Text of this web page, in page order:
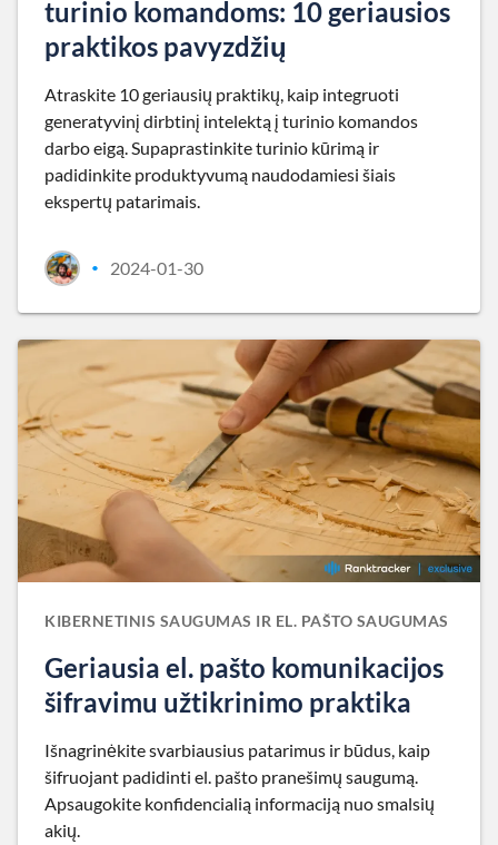
turinio komandoms: 10 geriausios
praktikos pavyzdžių
Atraskite 10 geriausių praktikų, kaip integruoti
generatyvinį dirbtinį intelektą į turinio komandos
darbo eigą. Supaprastinkite turinio kūrimą ir
padidinkite produktyvumą naudodamiesi šiais
ekspertų patarimais.
• 2024-01-30
KIBERNETINIS SAUGUMAS IR EL. PAŠTO SAUGUMAS
Geriausia el. pašto komunikacijos
šifravimu užtikrinimo praktika
Išnagrinėkite svarbiausius patarimus ir būdus, kaip
šifruojant padidinti el. pašto pranešimų saugumą.
Apsaugokite konfidencialią informaciją nuo smalsių
akių.